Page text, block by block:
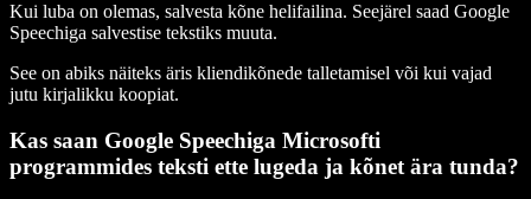
Kui luba on olemas, salvesta kõne helifailina. Seejärel saad Google
Speechiga salvestise tekstiks muuta.
See on abiks näiteks äris kliendikõnede talletamisel või kui vajad
jutu kirjalikku koopiat.
Kas saan Google Speechiga Microsofti
programmides teksti ette lugeda ja kõnet ära tunda?